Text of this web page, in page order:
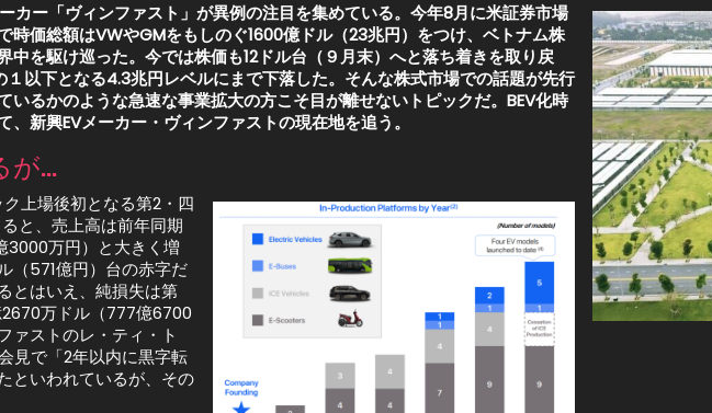
カー「ヴィンファスト」が異例の注目を集めている。今年8月に米証券市場
時価総額はVWやGMをもしのぐ1600億ドル（23兆円）をつけ、ベトナム株
中を駆け巡った。今では株価も12ドル台（９月末）へと落ち着きを取り戻
１以下となる4.3兆円レベルにまで下落した。そんな株式市場での話題が先行
いるかのような急速な事業拡大の方こそ目が離せないトピックだ。BEV化時
新興EVメーカー・ヴィンファストの現在地を追う。
が…
上場後初となる第2・四
と、売上高は前年同期
3000万円）と大きく増
（571億円）台の赤字だ
とはいえ、純損失は第
2670万ドル（777億6700
ァストのレ・ティ・ト
見で「2年以内に黒字転
といわれているが、その